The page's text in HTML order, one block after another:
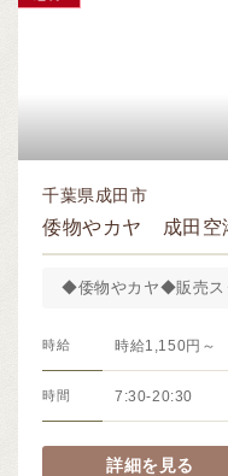
千葉県成田市
倭物やカヤ 成田空
◆倭物やカヤ◆販売ス
時給 時給1,150円～
時間 7:30-20:30
詳細を見る